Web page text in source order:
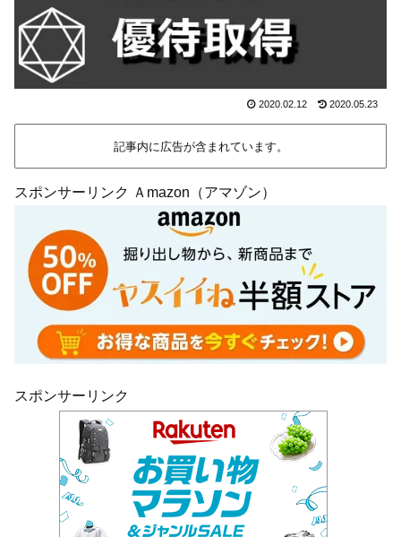
2020.02.12 2020.05.23
記事内に広告が含まれています。
スポンサーリンク Ａmazon（アマゾン）
スポンサーリンク